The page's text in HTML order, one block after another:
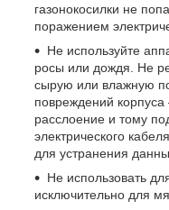
газонокосилки не
поражением
Не используйте
росы или дождя. Не
сырую или влажную
повреждений
расслоение и тому
электрического
для устранения
Не использовать
исключительно для